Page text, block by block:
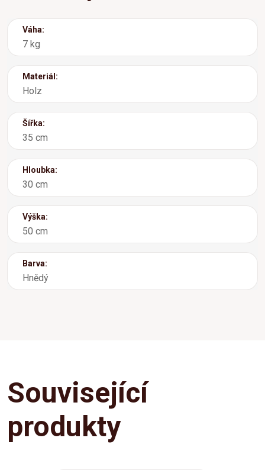
Váha:
7 kg
Materiál:
Holz
Šířka:
35 cm
Hloubka:
30 cm
Výška:
50 cm
Barva:
Hnědý
Související
produkty